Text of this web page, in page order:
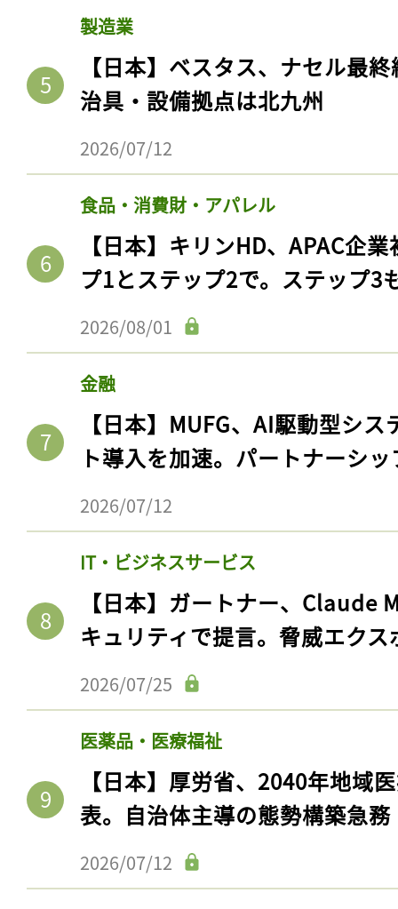
製造業
【日本】ベスタス、ナセル最
治具・設備拠点は北九州
2026/07/12
食品・消費財・アパレル
【日本】キリンHD、APAC企
プ1とステップ2で。ステップ3
2026/08/01
金融
【日本】MUFG、AI駆動型シ
ト導入を加速。パートナーシ
2026/07/12
IT・ビジネスサービス
【日本】ガートナー、Claude
キュリティで提言。脅威エク
2026/07/25
医薬品・医療福祉
【日本】厚労省、2040年地域
表。自治体主導の態勢構築急務
2026/07/12
記事をお気に入りに
ログイン
会員登録